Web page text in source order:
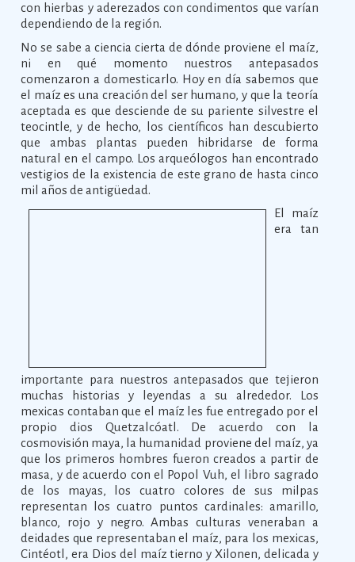
con hierbas y aderezados con condimentos que varían
dependiendo de la región.
No se sabe a ciencia cierta de dónde proviene el maíz,
ni en qué momento nuestros antepasados
comenzaron a domesticarlo. Hoy en día sabemos que
el maíz es una creación del ser humano, y que la teoría
aceptada es que desciende de su pariente silvestre el
teocintle, y de hecho, los científicos han descubierto
que ambas plantas pueden hibridarse de forma
natural en el campo. Los arqueólogos han encontrado
vestigios de la existencia de este grano de hasta cinco
mil años de antigüedad.
El maíz
era tan
importante para nuestros antepasados que tejieron
muchas historias y leyendas a su alrededor. Los
mexicas contaban que el maíz les fue entregado por el
propio dios Quetzalcóatl. De acuerdo con la
cosmovisión maya, la humanidad proviene del maíz, ya
que los primeros hombres fueron creados a partir de
masa, y de acuerdo con el Popol Vuh, el libro sagrado
de los mayas, los cuatro colores de sus milpas
representan los cuatro puntos cardinales: amarillo,
blanco, rojo y negro. Ambas culturas veneraban a
deidades que representaban el maíz, para los mexicas,
Cintéotl, era Dios del maíz tierno y Xilonen, delicada y